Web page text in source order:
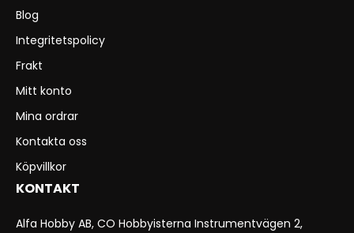
Blog
Integritetspolicy
Frakt
Mitt konto
Mina ordrar
Kontakta oss
Köpvillkor
KONTAKT
Alfa Hobby AB, CO Hobbyisterna Instrumentvägen 2,